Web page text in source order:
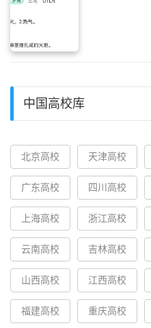
中国高校库
北京高校 天津高校
广东高校 四川高校
上海高校 浙江高校
云南高校 吉林高校
山西高校 江西高校
福建高校 重庆高校